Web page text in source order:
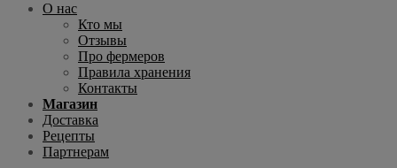
О нас
Кто мы
Отзывы
Про фермеров
Правила хранения
Контакты
Магазин
Доставка
Рецепты
Партнерам